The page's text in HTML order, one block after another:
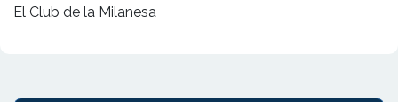
El Club de la Milanesa